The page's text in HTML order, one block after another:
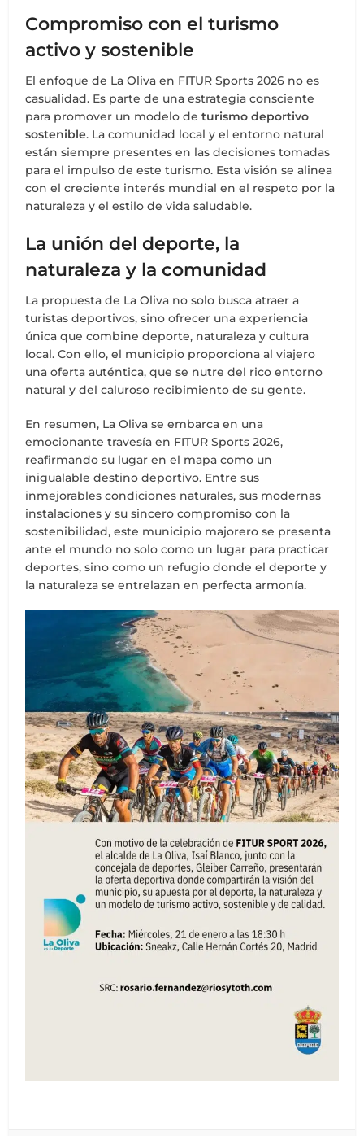
Compromiso con el turismo
activo y sostenible
El enfoque de La Oliva en FITUR Sports 2026 no es
casualidad. Es parte de una estrategia consciente
para promover un modelo deturismo deportivo
sostenible. La comunidad local y el entorno natural
están siempre presentes en las decisiones tomadas
para el impulso de este turismo. Esta visión se alinea
con el creciente interés mundial en el respeto por la
naturaleza y el estilo de vida saludable.
La unión del deporte, la
naturaleza y la comunidad
La propuesta de La Oliva no solo busca atraer a
turistas deportivos, sino ofrecer una experiencia
única que combine deporte, naturaleza y cultura
local. Con ello, el municipio proporciona al viajero
una oferta auténtica, que se nutre del rico entorno
natural y del caluroso recibimiento de su gente.
En resumen, La Oliva se embarca en una
emocionante travesía en FITUR Sports 2026,
reafirmando su lugar en el mapa como un
inigualable destino deportivo. Entre sus
inmejorables condiciones naturales, sus modernas
instalaciones y su sincero compromiso con la
sostenibilidad, este municipio majorero se presenta
ante el mundo no solo como un lugar para practicar
deportes, sino como un refugio donde el deporte y
la naturaleza se entrelazan en perfecta armonía.